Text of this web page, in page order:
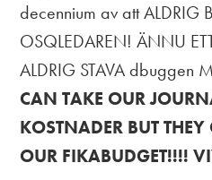
decennium av att ALDRIG
OSQLEDAREN! ÄNNU
ALDRIG STAVA dbuggen
CAN TAKE OUR
KOSTNADER BUT
OUR FIKABUDGET!!!!